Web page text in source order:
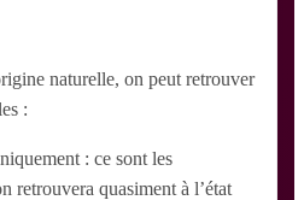
naturelle, on peut retrouver
:
: ce sont les
retrouvera quasiment à l’état